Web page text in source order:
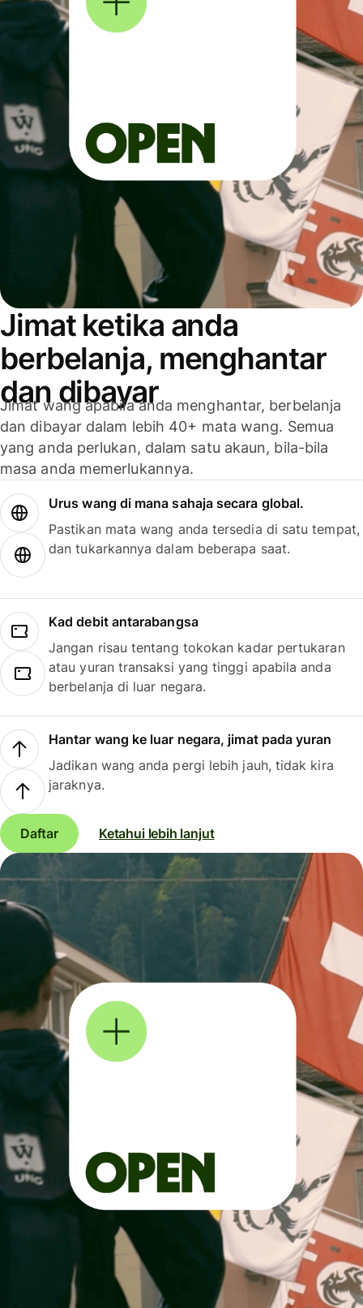
Jimat ketika anda
berbelanja, menghantar
dan dibayar
Jimat wang apabila anda menghantar, berbelanja
dan dibayar dalam lebih 40+ mata wang. Semua
yang anda perlukan, dalam satu akaun, bila-bila
masa anda memerlukannya.
Urus wang di mana sahaja secara global.
Pastikan mata wang anda tersedia di satu tempat,
dan tukarkannya dalam beberapa saat.
Kad debit antarabangsa
Jangan risau tentang tokokan kadar pertukaran
atau yuran transaksi yang tinggi apabila anda
berbelanja di luar negara.
Hantar wang ke luar negara, jimat pada yuran
Jadikan wang anda pergi lebih jauh, tidak kira
jaraknya.
Daftar Ketahui lebih lanjut